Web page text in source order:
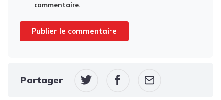
commentaire.
Partager